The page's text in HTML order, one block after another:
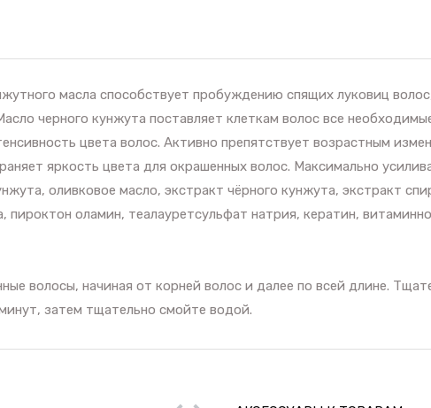
масла способствует пробуждению спящих луковиц
черного кунжута поставляет клеткам волос все
цвета волос. Активно препятствует возрастным
яркость цвета для окрашенных волос. Максимально
оливковое масло, экстракт чёрного кунжута, экстракт
оламин, теалауретсульфат натрия, кератин,
волосы, начиная от корней волос и далее по всей длине.
затем тщательно смойте водой.